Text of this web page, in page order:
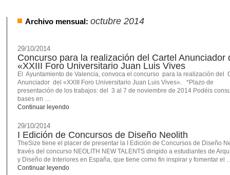
Archivo mensual: octubre 2014
29/10/2014
Concurso para la realización del Cartel Anunciador
«XXIII Foro Universitario Juan Luis Vives
El Ayuntamiento de Valencia, convoca el concurso para la realización del
Anunciador del «XXIII Foro Universitario Juan Luis Vives». *Plazo de
presentación de los trabajos: del 3 al 7 de noviembre de 2014 Podéis
bases en …
Continuar leyendo
29/10/2014
I Edición de Concursos de Diseño Neolith
TheSize tiene el placer de presentar la I Edición de Concursos de Diseño
través del concurso NEOLITH NEW TALENTS dirigido a estudiantes de
y Diseño de Interiores en España, que tiene como fin inspirar y fomentar el
Continuar leyendo